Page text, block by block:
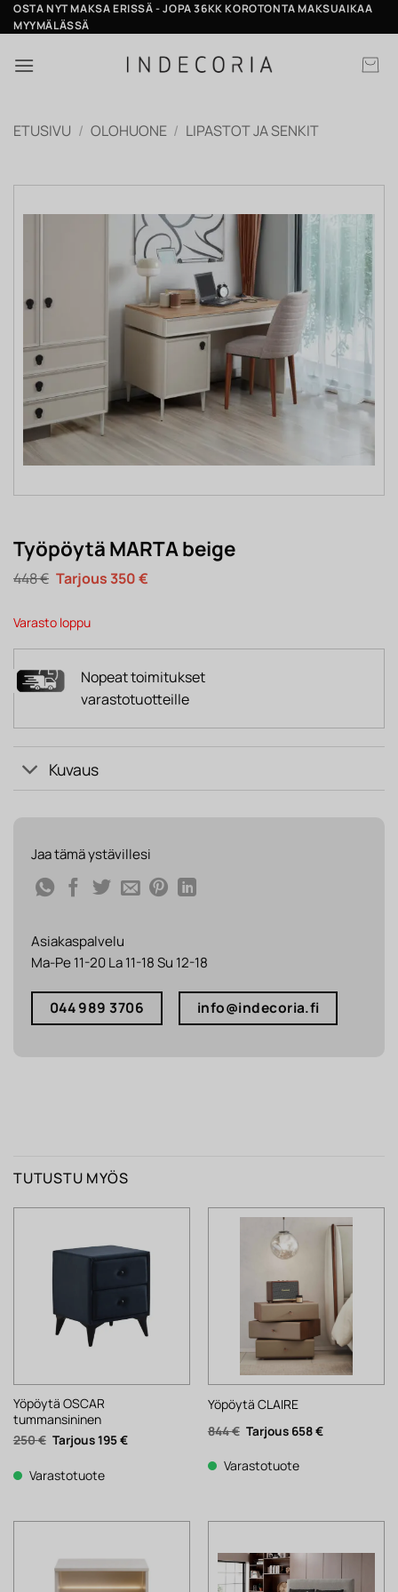
Skip
to
OSTA NYT MAKSA ERISSÄ - JOPA 36KK KOROTONTA MAKSUAIKAA
MYYMÄLÄSSÄ
ETUSIVU / OLOHUONE / LIPASTOT JA SENKIT
Työpöytä MARTA beige
448€ Alkuperäinen
hinta
448 €.
350€Nykyinen
Varasto loppu
Nopeat toimitukset
varastotuotteille
Kuvaus
Jaa tämä ystävillesi
Asiakaspalvelu
Ma-Pe 11-20 La 11-18 Su 12-18
044 989 3706 info@indecoria.fi
TUTUSTU MYÖS
Yöpöytä OSCAR
tummansininen
250€ Alkuperäinen
hinta
250 €.
195€Nykyinen
Varastotuote
Yöpöytä CLAIRE
844€ Alkuperäinen
hinta
844 €.
658€Nykyinen
Varastotuote